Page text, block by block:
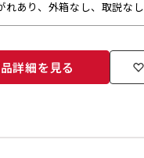
れあり、外箱なし、取説なし
詳細を見る